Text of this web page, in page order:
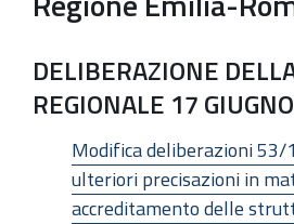
DELIBERAZIONE
REGIONALE 17
Modifica deliberazioni 53/
ulteriori precisazioni in
accreditamento delle